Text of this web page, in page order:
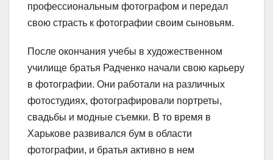
профессиональным фотографом и передал
свою страсть к фотографии своим сыновьям.
После окончания учебы в художественном
училище братья Радченко начали свою карьеру
в фотографии. Они работали на различных
фотостудиях, фотографировали портреты,
свадьбы и модные съемки. В то время в
Харькове развивался бум в области
фотографии, и братья активно в нем